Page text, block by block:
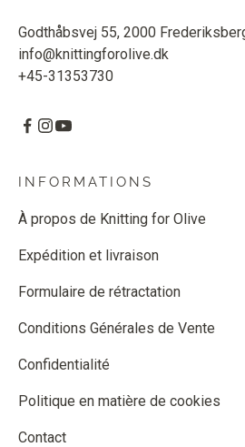
Godthåbsvej 55, 2000
info@knittingforolive.dk
+45-31353730
INFORMATIONS
À propos de Knitting for Olive
Expédition et livraison
Formulaire de rétractation
Conditions Générales de Vente
Confidentialité
Politique en matière de cookies
Contact